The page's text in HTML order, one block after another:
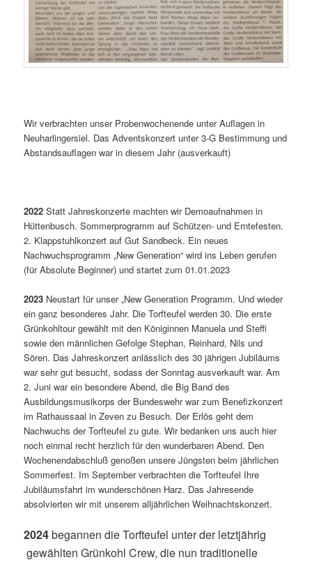
Wir verbrachten unser Probenwochenende unter Auflagen in
Neuharlingersiel. Das Adventskonzert unter 3-G Bestimmung und
Abstandsauflagen war in diesem Jahr (ausverkauft)
2022 Statt Jahreskonzerte machten wir Demoaufnahmen in
Hüttenbusch. Sommerprogramm auf Schützen- und Erntefesten.
2. Klappstuhlkonzert auf Gut Sandbeck. Ein neues
Nachwuchsprogramm „New Generation“ wird ins Leben gerufen
(für Absolute Beginner) und startet zum 01.01.2023
2023 Neustart für unser „New Generation Programm. Und wieder
ein ganz besonderes Jahr. Die Torfteufel werden 30. Die erste
Grünkohltour gewählt mit den Königinnen Manuela und Steffi
sowie den männlichen Gefolge Stephan, Reinhard, Nils und
Sören. Das Jahreskonzert anlässlich des 30 jährigen Jubiläums
war sehr gut besucht, sodass der Sonntag ausverkauft war. Am
2. Juni war ein besondere Abend, die Big Band des
Ausbildungsmusikorps der Bundeswehr war zum Benefizkonzert
im Rathaussaal in Zeven zu Besuch. Der Erlös geht dem
Nachwuchs der Torfteufel zu gute. Wir bedanken uns auch hier
noch einmal recht herzlich für den wunderbaren Abend. Den
Wochenendabschluß genoßen unsere Jüngsten beim jährlichen
Sommerfest. Im September verbrachten die Torfteufel Ihre
Jubiläumsfahrt im wunderschönen Harz. Das Jahresende
absolvierten wir mit unserem alljährlichen Weihnachtskonzert.
2024begannen die Torfteufel unter der letztjährig
gewählten Grünkohl Crew, die nun traditionelle